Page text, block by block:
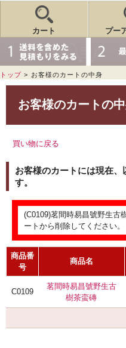
カート プー
トップ > お客様のカートの中身
お客様のカートの
買い物に戻る
お客様のカートには現在、
す。
(C0109)茗間時易昌號野生古
ートから削除してください。
商品番
号
商品名
C0109
茗間時易昌號野生古
樹茶蛮磚